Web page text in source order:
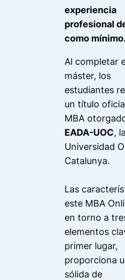
experiencia
profesional
como
Al completar
máster, los
estudiantes
un título
MBA
EADA-UOC, la
Universidad
Catalunya.
Las
este MBA
en torno a
elementos
primer lugar,
proporciona
sólida de